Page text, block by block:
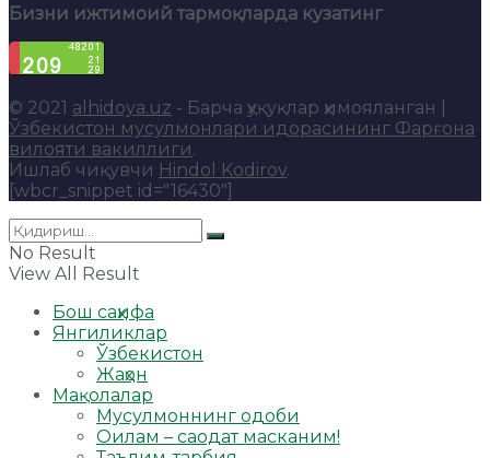
Бизни ижтимоий тармоқларда кузатинг
© 2021 alhidoya.uz - Барча ҳуқуқлар ҳимояланган |
Ўзбекистон мусулмонлари идорасининг Фарғона
вилояти вакиллиги.
Ишлаб чиқувчи Hindol Kodirov.
[wbcr_snippet id="16430"]
No Result
View All Result
Бош саҳифа
Янгиликлар
Ўзбекистон
Жаҳон
Мақолалар
Мусулмоннинг одоби
Оилам – саодат масканим!